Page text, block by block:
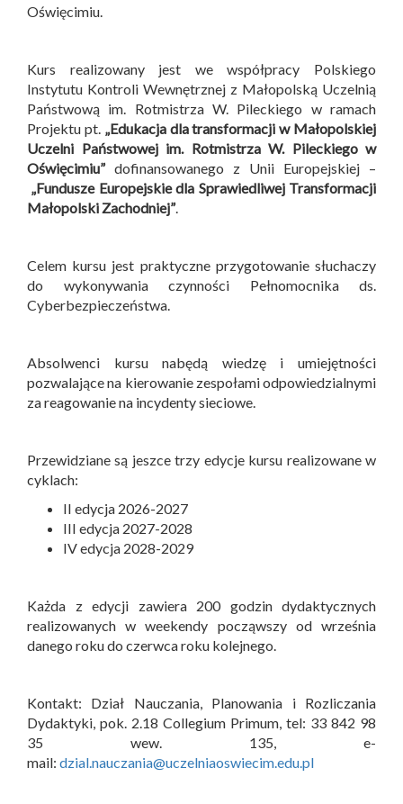
Oświęcimiu.
Kurs realizowany jest we współpracy Polskiego
Instytutu Kontroli Wewnętrznej z Małopolską Uczelnią
Państwową im. Rotmistrza W. Pileckiego w ramach
Projektu pt. „Edukacja dla transformacji w Małopolskiej
Uczelni Państwowej im. Rotmistrza W. Pileckiego w
Oświęcimiu”dofinansowanego z Unii Europejskiej –
„Fundusze Europejskie dla Sprawiedliwej Transformacji
Małopolski Zachodniej”.
Celem kursu jest praktyczne przygotowanie słuchaczy
do wykonywania czynności Pełnomocnika ds.
Cyberbezpieczeństwa.
Absolwenci kursu nabędą wiedzę i umiejętności
pozwalające na kierowanie zespołami odpowiedzialnymi
za reagowanie na incydenty sieciowe.
Przewidziane są jeszce trzy edycje kursu realizowane w
cyklach:
II edycja 2026-2027
III edycja 2027-2028
IV edycja 2028-2029
Każda z edycji zawiera 200 godzin dydaktycznych
realizowanych w weekendy począwszy od września
danego roku do czerwca roku kolejnego.
Kontakt: Dział Nauczania, Planowania i Rozliczania
Dydaktyki, pok. 2.18 Collegium Primum, tel: 33 842 98
35 wew. 135, e-
mail: dzial.nauczania@uczelniaoswiecim.edu.pl